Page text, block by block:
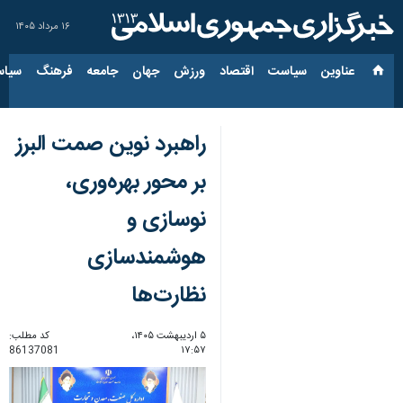
۱۶ مرداد ۱۴۰۵
عناوین‌ سیاست اقتصاد ورزش جهان جامعه فرهنگ
راهبرد نوین صمت البرز
بر محور بهره‌وری،
نوسازی و
هوشمندسازی
نظارت‌ها
۵ اردیبهشت ۱۴۰۵،
۱۷:۵۷
کد مطلب:
86137081